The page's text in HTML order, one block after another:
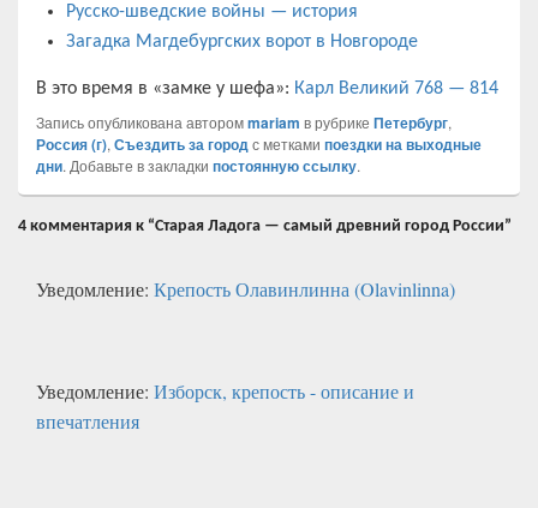
Русско-шведские войны — история
Загадка Магдебургских ворот в Новгороде
В это время в «замке у шефа»: Карл Великий 768 — 814
Запись опубликована авторомmariam в рубрике Петербург,
Россия (г), Съездить за городс метками поездки на выходные
дни. Добавьте в закладки постоянную ссылку.
4 комментария к “Старая Ладога — самый древний город России”
Уведомление: Крепость Олавинлинна (Olavinlinna)
Уведомление: Изборск, крепость - описание и
впечатления